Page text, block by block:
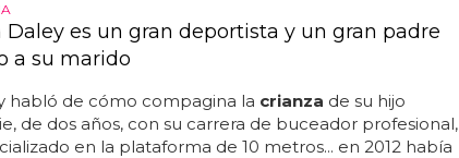
Daley es un gran deportista y un gran padre
a su marido
habló de cómo compagina la crianza de su hijo
de dos años, con su carrera de buceador profesional,
en la plataforma de 10 metros... en 2012 había